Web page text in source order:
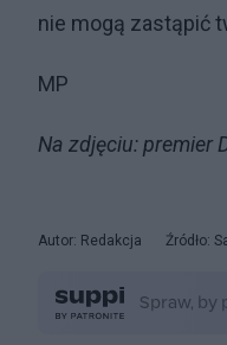
nie mogą zastąpić
MP
Na zdjęciu: premier
Autor: Redakcja Źródło: